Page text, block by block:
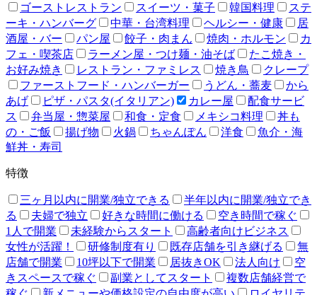
ゴーストレストラン スイーツ・菓子 韓国料理
ステ
ーキ・ハンバーグ
中華・台湾料理 ヘルシー・健康
居
酒屋・バー
パン屋 餃子・肉まん 焼肉・ホルモン
カ
フェ・喫茶店
ラーメン屋・つけ麺・油そば
たこ焼き・
お好み焼き
レストラン・ファミレス 焼き鳥
クレープ
ファーストフード・ハンバーガー
うどん・蕎麦
から
あげ
ピザ・パスタ(イタリアン) カレー屋
配食サービ
ス
弁当屋・惣菜屋 和食・定食 メキシコ料理
丼も
の・ご飯
揚げ物 火鍋 ちゃんぽん 洋食
魚介・海
鮮丼・寿司
特徴
三ヶ月以内に開業/独立できる
半年以内に開業/独立でき
る
夫婦で独立 好きな時間に働ける
空き時間で稼ぐ
1人で開業
未経験からスタート
高齢者向けビジネス
女性が活躍！
研修制度有り 既存店舗を引き継げる
無
店舗で開業
10坪以下で開業 居抜きOK 法人向け
空
きスペースで稼ぐ
副業としてスタート
複数店舗経営で